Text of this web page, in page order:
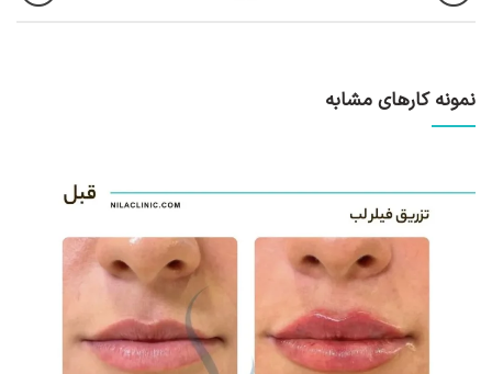
نمونه کارهای مشابه